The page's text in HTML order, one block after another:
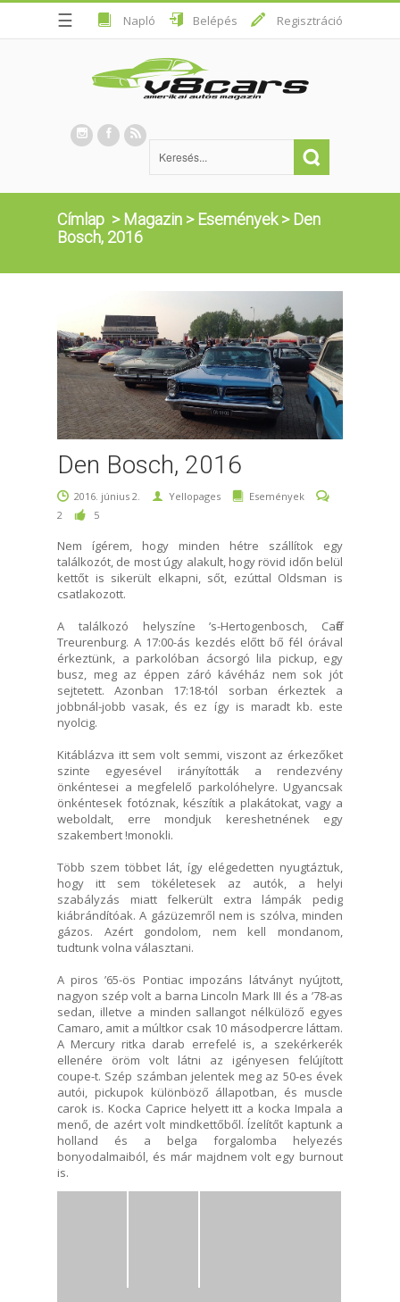
☰ Napló Belépés Regisztráció
Címlap > Magazin > Események> Den
Bosch, 2016
Den Bosch, 2016
2016. június 2. Yellopages
Események
2
5
Nem ígérem, hogy minden hétre szállítok egy
találkozót, de most úgy alakult, hogy rövid időn belül
kettőt is sikerült elkapni, sőt, ezúttal Oldsman is
csatlakozott.
A találkozó helyszíne ’s-Hertogenbosch, Caffé
Treurenburg. A 17:00-ás kezdés előtt bő fél órával
érkeztünk, a parkolóban ácsorgó lila pickup, egy
busz, meg az éppen záró kávéház nem sok jót
sejtetett. Azonban 17:18-tól sorban érkeztek a
jobbnál-jobb vasak, és ez így is maradt kb. este
nyolcig.
Kitáblázva itt sem volt semmi, viszont az érkezőket
szinte egyesével irányították a rendezvény
önkéntesei a megfelelő parkolóhelyre. Ugyancsak
önkéntesek fotóznak, készítik a plakátokat, vagy a
weboldalt, erre mondjuk kereshetnének egy
szakembert !monokli.
Több szem többet lát, így elégedetten nyugtáztuk,
hogy itt sem tökéletesek az autók, a helyi
szabályzás miatt felkerült extra lámpák pedig
kiábrándítóak. A gázüzemről nem is szólva, minden
gázos. Azért gondolom, nem kell mondanom,
tudtunk volna választani.
A piros ’65-ös Pontiac impozáns látványt nyújtott,
nagyon szép volt a barna Lincoln Mark III és a ’78-as
sedan, illetve a minden sallangot nélkülöző egyes
Camaro, amit a múltkor csak 10 másodpercre láttam.
A Mercury ritka darab errefelé is, a szekérkerék
ellenére öröm volt látni az igényesen felújított
coupe-t. Szép számban jelentek meg az 50-es évek
autói, pickupok különböző állapotban, és muscle
carok is. Kocka Caprice helyett itt a kocka Impala a
menő, de azért volt mindkettőből. Ízelítőt kaptunk a
holland és a belga forgalomba helyezés
bonyodalmaiból, és már majdnem volt egy burnout
is.